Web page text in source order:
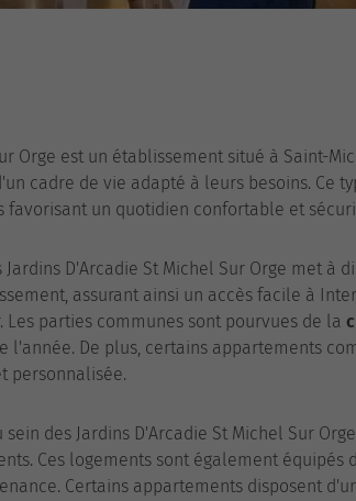
Orge est un établissement situé à Saint-
cadre de vie adapté à leurs besoins. Ce
un quotidien confortable et
D'Arcadie St Michel Sur Orge met à
assurant ainsi un accès facile à
parties communes sont pourvues de la
l'année. De plus, certains appartements
personnalisée.
des Jardins D'Arcadie St Michel Sur
Ces logements sont également équipés
Certains appartements disposent